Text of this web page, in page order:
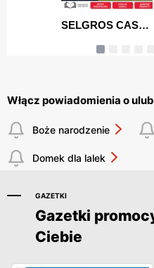
Włącz powiadomienia o
Boże narodzenie
Domek dla lalek
GAZETKI
Gazetki
Ciebie